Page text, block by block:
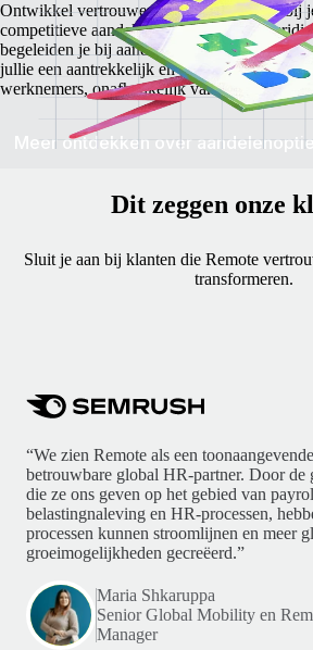
Ontwikkel vertrouwen en saamhorigheid bij
competitieve aandelenpakketten. Onze
begeleiden je bij aandelenopties voor
jullie een aantrekkelijk en eerlijk pakket
werknemers, onafhankelijk van in welk land
Meer ontdekken over
Dit zeggen onze
Sluit je aan bij klanten die Remote
transformeren.
“We zien Remote als een
betrouwbare global HR-partner. Door de
die ze ons geven op het gebied van
belastingnaleving en HR-processen,
processen kunnen stroomlijnen en meer
groeimogelijkheden gecreëerd.”
Maria Shkaruppa
Senior Global Mobility en
Manager